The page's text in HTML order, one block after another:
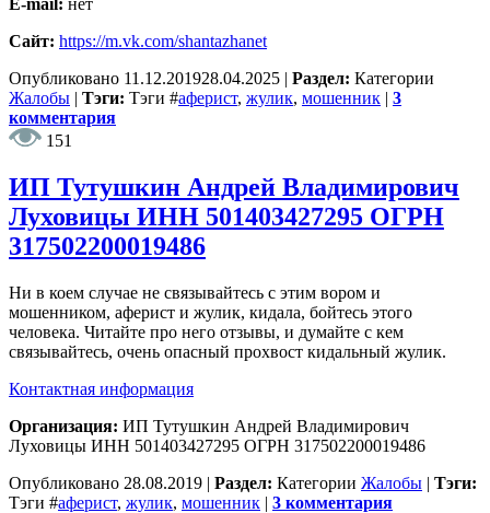
E-mail: нет
Сайт: https://m.vk.com/shantazhanet
Опубликовано 11.12.201928.04.2025 | Раздел: Категории
Жалобы | Тэги: Тэги #аферист, жулик, мошенник | 3
комментария
151
ИП Тутушкин Андрей Владимирович
Луховицы ИНН 501403427295 ОГРН
317502200019486
Ни в коем случае не связывайтесь с этим вором и
мошенником, аферист и жулик, кидала, бойтесь этого
человека. Читайте про него отзывы, и думайте с кем
связывайтесь, очень опасный прохвост кидальный жулик.
Контактная информация
Организация: ИП Тутушкин Андрей Владимирович
Луховицы ИНН 501403427295 ОГРН 317502200019486
Опубликовано 28.08.2019 | Раздел: Категории Жалобы | Тэги:
Тэги #аферист, жулик, мошенник | 3 комментария